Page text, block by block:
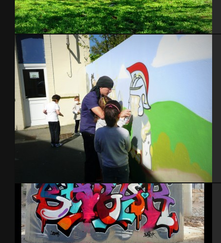
Lisbonne 2014
Atelier Graffiti, école primaire – Cherbourg 2014